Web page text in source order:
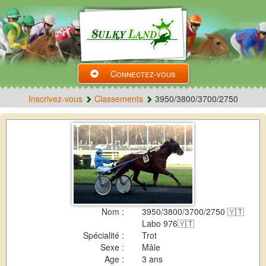
Connectez-vous
Inscrivez-vous Classements 3950/3800/3700/2750
Nom :
3950/3800/3700/2750 🇾🇹
Labo 976🇾🇹
Spécialité :
Trot
Sexe :
Mâle
Age :
3 ans